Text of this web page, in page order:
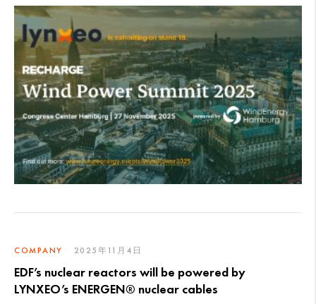
COMPANY 2025年11月4日
EDF’s nuclear reactors will be powered by
LYNXEO’s ENERGEN® nuclear cables